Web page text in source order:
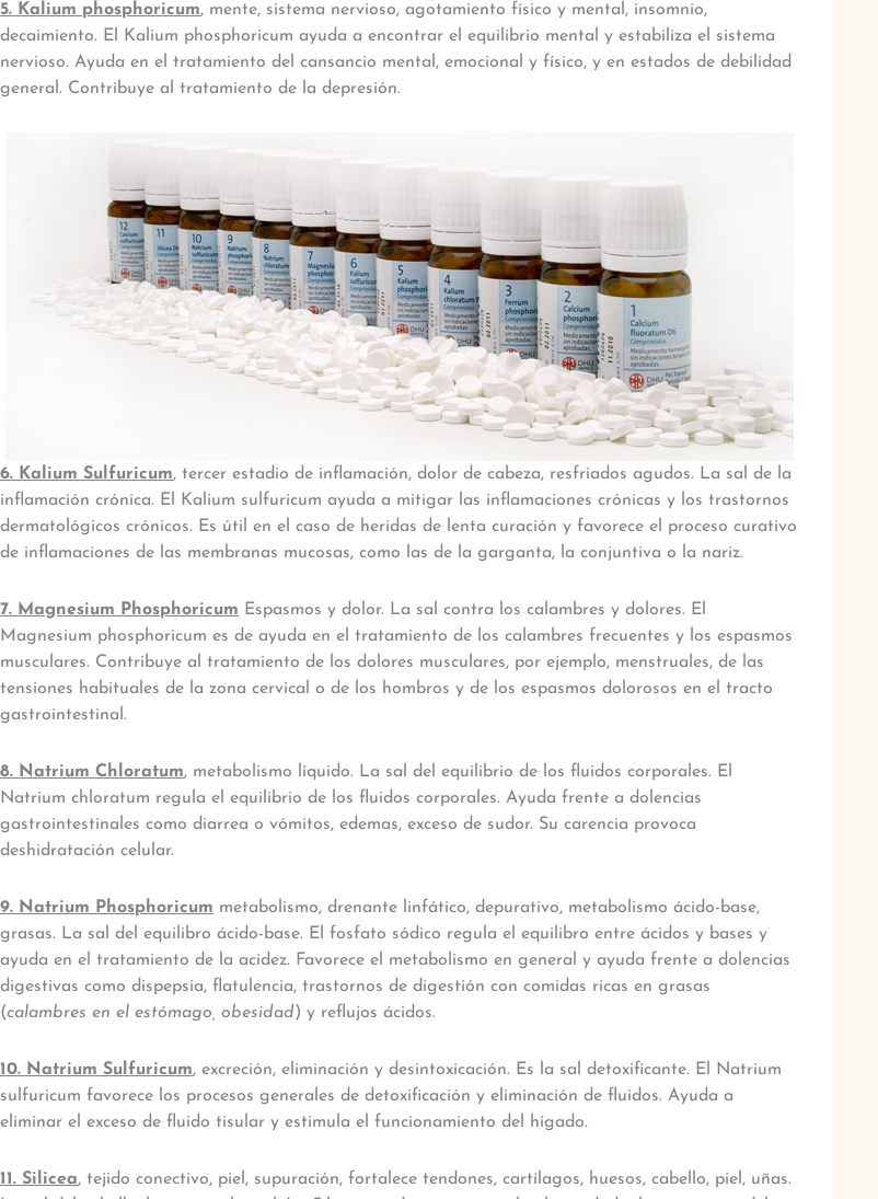
5. Kalium phosphoricum, mente, sistema nervioso, agotamiento físico y mental, insomnio,
decaimiento. El Kalium phosphoricum ayuda a encontrar el equilibrio mental y estabiliza el sistema
nervioso. Ayuda en el tratamiento del cansancio mental, emocional y físico, y en estados de debilidad
general. Contribuye al tratamiento de la depresión.
6. Kalium Sulfuricum, tercer estadio de inflamación, dolor de cabeza, resfriados agudos. La sal de la
inflamación crónica. El Kalium sulfuricum ayuda a mitigar las inflamaciones crónicas y los trastornos
dermatológicos crónicos. Es útil en el caso de heridas de lenta curación y favorece el proceso curativo
de inflamaciones de las membranas mucosas, como las de la garganta, la conjuntiva o la nariz.
7. Magnesium Phosphoricum Espasmos y dolor. La sal contra los calambres y dolores. El
Magnesium phosphoricum es de ayuda en el tratamiento de los calambres frecuentes y los espasmos
musculares. Contribuye al tratamiento de los dolores musculares, por ejemplo, menstruales, de las
tensiones habituales de la zona cervical o de los hombros y de los espasmos dolorosos en el tracto
gastrointestinal.
8. Natrium Chloratum, metabolismo líquido. La sal del equilibrio de los fluidos corporales. El
Natrium chloratum regula el equilibrio de los fluidos corporales. Ayuda frente a dolencias
gastrointestinales como diarrea o vómitos, edemas, exceso de sudor. Su carencia provoca
deshidratación celular.
9. Natrium Phosphoricum metabolismo, drenante linfático, depurativo, metabolismo ácido-base,
grasas. La sal del equilibro ácido-base. El fosfato sódico regula el equilibro entre ácidos y bases y
ayuda en el tratamiento de la acidez. Favorece el metabolismo en general y ayuda frente a dolencias
digestivas como dispepsia, flatulencia, trastornos de digestión con comidas ricas en grasas
(calambres en el estómago, obesidad) y reflujos ácidos.
10. Natrium Sulfuricum, excreción, eliminación y desintoxicación. Es la sal detoxificante. El Natrium
sulfuricum favorece los procesos generales de detoxificación y eliminación de fluidos. Ayuda a
eliminar el exceso de fluido tisular y estimula el funcionamiento del hígado.
11. Silicea, tejido conectivo, piel, supuración, fortalece tendones, cartílagos, huesos, cabello, piel, uñas.